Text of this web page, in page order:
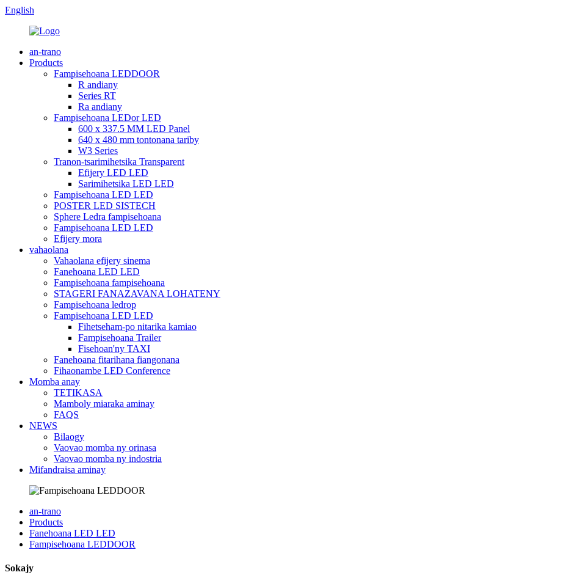
English
an-trano
Products
Fampisehoana LEDDOOR
R andiany
Series RT
Ra andiany
Fampisehoana LEDor LED
600 x 337.5 MM LED Panel
640 x 480 mm tontonana tariby
W3 Series
Tranon-tsarimihetsika Transparent
Efijery LED LED
Sarimihetsika LED LED
Fampisehoana LED LED
POSTER LED SISTECH
Sphere Ledra fampisehoana
Fampisehoana LED LED
Efijery mora
vahaolana
Vahaolana efijery sinema
Fanehoana LED LED
Fampisehoana fampisehoana
STAGERI FANAZAVANA LOHATENY
Fampisehoana ledrop
Fampisehoana LED LED
Fihetseham-po nitarika kamiao
Fampisehoana Trailer
Fisehoan'ny TAXI
Fanehoana fitarihana fiangonana
Fihaonambe LED Conference
Momba anay
TETIKASA
Mamboly miaraka aminay
FAQS
NEWS
Bilaogy
Vaovao momba ny orinasa
Vaovao momba ny indostria
Mifandraisa aminay
an-trano
Products
Fanehoana LED LED
Fampisehoana LEDDOOR
Sokajy